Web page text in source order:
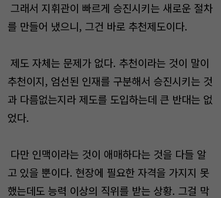
그래서 지휘관이 빠르게 승진시키는 새로운 절차
를 만들어 냈으니, 그건 바로 추천제도이다.
제도 자체는 문제가 없다. 추천이라는 것이 말이
추천이지, 엄선된 인재를 구분해서 승진시키는 것
과 다름없는지라 제도를 도입하는데 큰 반대는 없
었다.
다만 인맥이라는 것이 애매하다는 것을 다들 알
고 있을 뿐이다. 현장에 필요한 자격을 가지지 못
했는데도 능력 이상의 직위를 받는 상황. 그걸 막